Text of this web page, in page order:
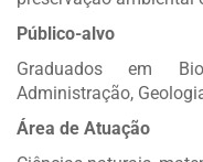
Público-alvo
Graduados em
Administração,
Área de Atuação